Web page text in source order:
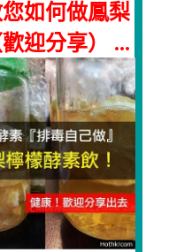
如何做鳳梨
迎分享） ...